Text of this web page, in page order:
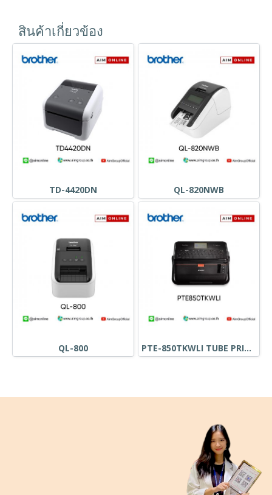
สินค้าเกี่ยวข้อง
TD-4420DN QL-820NWB
QL-800 PTE-850TKWLI TUBE PRINTER THERMAL